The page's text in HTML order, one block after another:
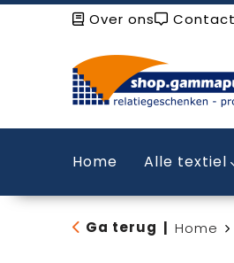
Over ons Contact
Home Alle textiel
Ga terug Home